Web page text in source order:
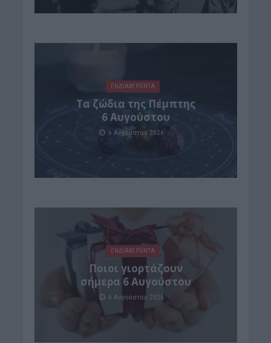
ΕΝΔΙΑΦΕΡΟΝΤΑ
Tα ζώδια της Πέμπτης
6 Αυγούστου
6 Αυγούστου 2026
ΕΝΔΙΑΦΕΡΟΝΤΑ
Ποιοι γιορτάζουν
σήμερα 6 Αυγούστου
6 Αυγούστου 2026